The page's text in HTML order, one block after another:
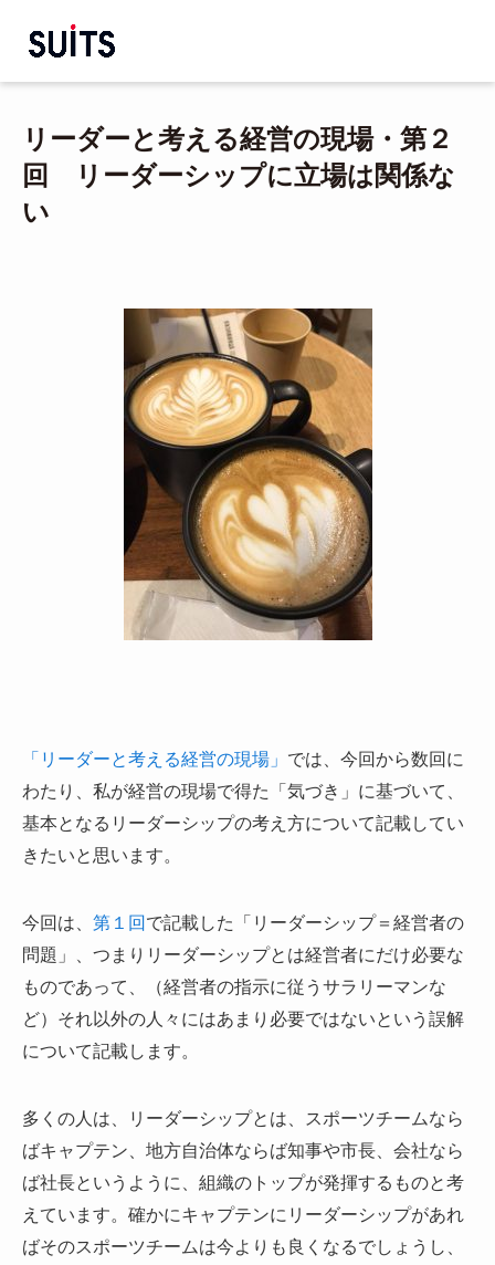
リーダーと考える経営の現場・第２
回 リーダーシップに立場は関係な
い
「リーダーと考える経営の現場」 では、今回から数回に
わたり、私が経営の現場で得た「気づき」に基づいて、
基本となるリーダーシップの考え方について記載してい
きたいと思います。
今回は、 第１回 で記載した「リーダーシップ＝経営者の
問題」、つまりリーダーシップとは経営者にだけ必要な
ものであって、（経営者の指示に従うサラリーマンな
ど）それ以外の人々にはあまり必要ではないという誤解
について記載します。
多くの人は、リーダーシップとは、スポーツチームなら
ばキャプテン、地方自治体ならば知事や市長、会社なら
ば社長というように、組織のトップが発揮するものと考
えています。確かにキャプテンにリーダーシップがあれ
ばそのスポーツチームは今よりも良くなるでしょうし、